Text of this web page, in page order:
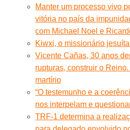
Manter um processo vivo
vitória no país da
com Michael Noel e
Kiwxi, o missionário
Vicente Cañas, 30 anos
rupturas, construir o
martírio
“O testemunho e a
nos interpelam e
TRF-1 determina a